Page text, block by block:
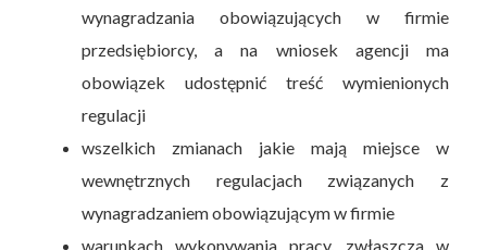
wynagradzania obowiązujących w firmie
przedsiębiorcy, a na wniosek agencji ma
obowiązek udostępnić treść wymienionych
regulacji
wszelkich zmianach jakie mają miejsce w
wewnętrznych regulacjach związanych z
wynagradzaniem obowiązującym w firmie
warunkach wykonywania pracy, zwłaszcza w